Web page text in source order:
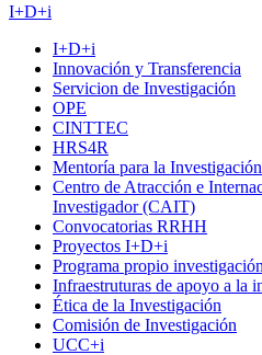
I+D+i
I+D+i
Innovación y Transferencia
Servicion de Investigación
OPE
CINTTEC
HRS4R
Mentoría para la
Centro de Atracción e
Investigador (CAIT)
Convocatorias RRHH
Proyectos I+D+i
Programa propio investigación
Infraestruturas de apoyo a la
Ética de la Investigación
Comisión de Investigación
UCC+i